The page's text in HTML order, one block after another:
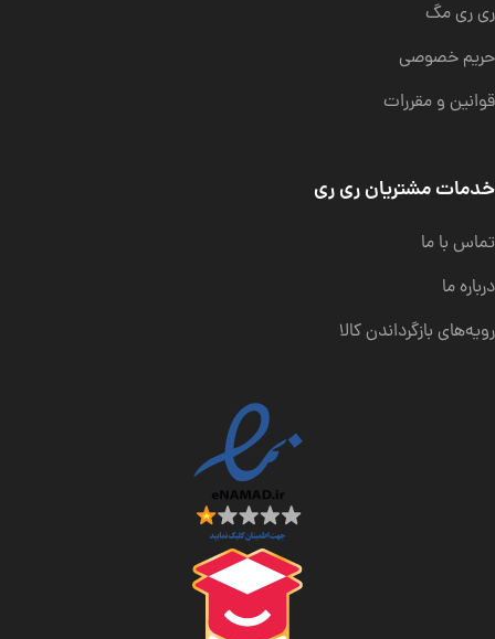
ری ری مگ
حریم خصوصی
قوانین و مقررات
خدمات مشتریان ری ری
تماس با ما
درباره ما
رویه‌های بازگرداندن کالا